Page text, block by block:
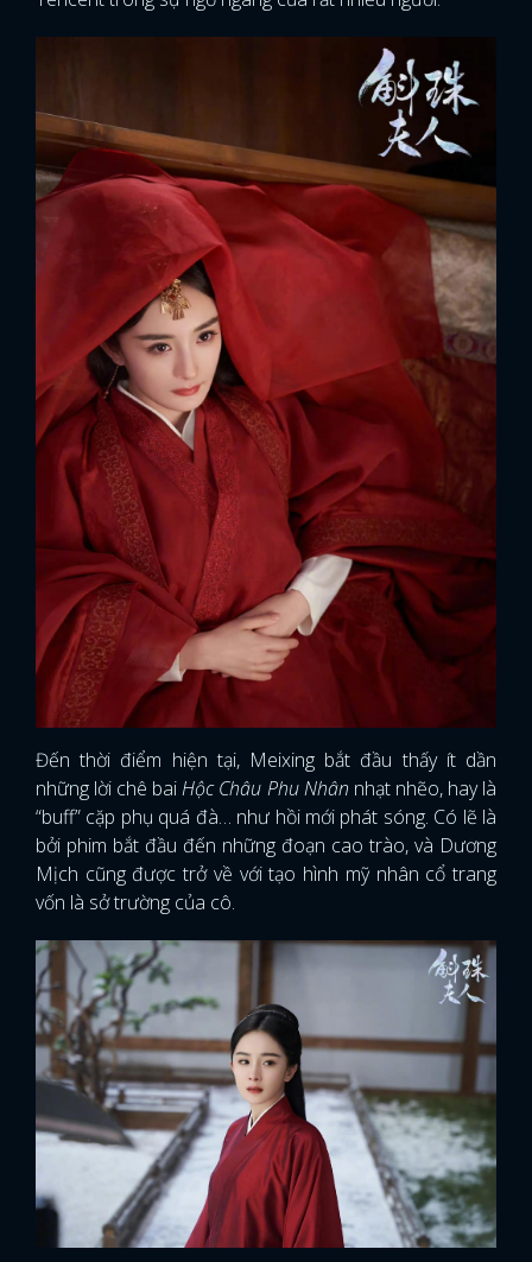
Đến thời điểm hiện tại, Meixing bắt đầu thấy ít dần
những lời chê baiHộc Châu Phu Nhân nhạt nhẽo, hay là
“buff” cặp phụ quá đà… như hồi mới phát sóng. Có lẽ là
bởi phim bắt đầu đến những đoạn cao trào, và Dương
Mịch cũng được trở về với tạo hình mỹ nhân cổ trang
vốn là sở trường của cô.